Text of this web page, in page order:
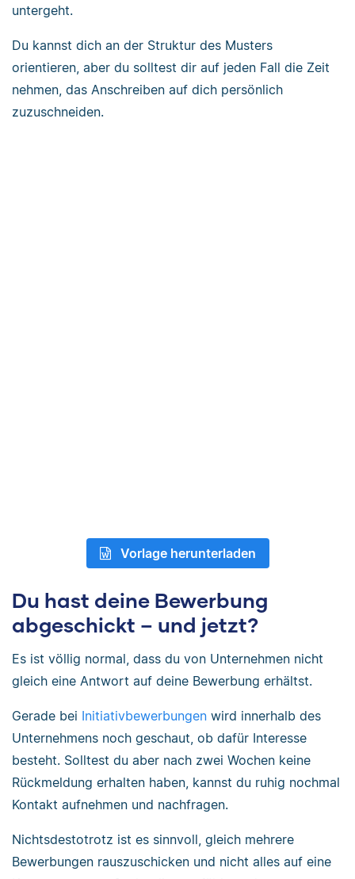
untergeht.
Du kannst dich an der Struktur des Musters
orientieren, aber du solltest dir auf jeden Fall die Zeit
nehmen, das Anschreiben auf dich persönlich
zuzuschneiden.
Vorlage herunterladen
Du hast deine Bewerbung
abgeschickt – und jetzt?
Es ist völlig normal, dass du von Unternehmen nicht
gleich eine Antwort auf deine Bewerbung erhältst.
Gerade bei Initiativbewerbungen wird innerhalb des
Unternehmens noch geschaut, ob dafür Interesse
besteht. Solltest du aber nach zwei Wochen keine
Rückmeldung erhalten haben, kannst du ruhig nochmal
Kontakt aufnehmen und nachfragen.
Nichtsdestotrotz ist es sinnvoll, gleich mehrere
Bewerbungen rauszuschicken und nicht alles auf eine